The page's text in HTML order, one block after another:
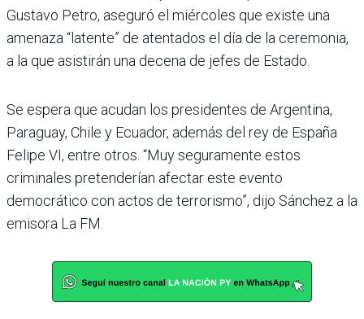
Gustavo Petro, aseguró el miércoles que existe una
amenaza “latente” de atentados el día de la ceremonia,
a la que asistirán una decena de jefes de Estado.
Se espera que acudan los presidentes de Argentina,
Paraguay, Chile y Ecuador, además del rey de España
Felipe VI, entre otros. “Muy seguramente estos
criminales pretenderían afectar este evento
democrático con actos de terrorismo”, dijo Sánchez a la
emisora La FM.